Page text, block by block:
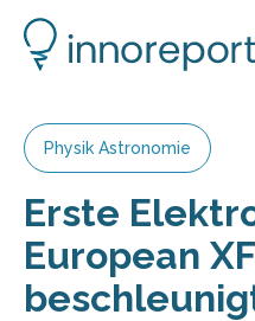
Physik Astronomie
Erste
European